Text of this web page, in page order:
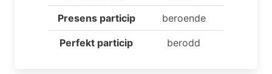
Presens particip beroende
Perfekt particip berodd